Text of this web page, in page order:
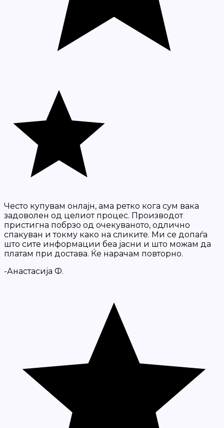
Често купувам онлајн, ама ретко кога сум вака
задоволен од целиот процес. Производот
пристигна побрзо од очекуваното, одлично
спакуван и токму како на сликите. Ми се допаѓа
што сите информации беа јасни и што можам да
платам при достава. Ќе нарачам повторно.
-Анастасија Ф.